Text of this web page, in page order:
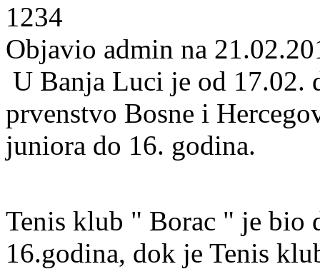
1234
Objavio admin na
U Banja Luci je od 17.02.
prvenstvo Bosne i
juniora do 16. godina.
Tenis klub " Borac " je bio
16.godina, dok je Tenis